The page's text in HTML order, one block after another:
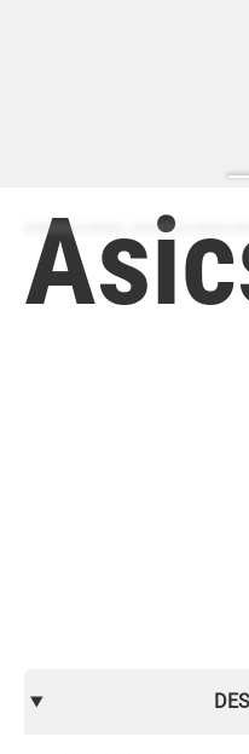
ZAPATILLA MODA | ZAPATILLA MODA